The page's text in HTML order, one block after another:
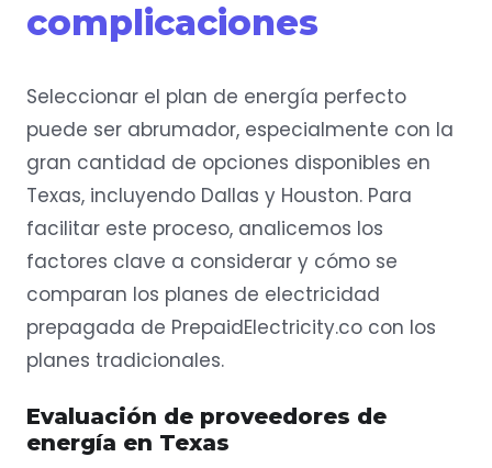
complicaciones
Seleccionar el plan de energía perfecto
puede ser abrumador, especialmente con la
gran cantidad de opciones disponibles en
Texas, incluyendo Dallas y Houston. Para
facilitar este proceso, analicemos los
factores clave a considerar y cómo se
comparan los planes de electricidad
prepagada de PrepaidElectricity.co con los
planes tradicionales.
Evaluación de proveedores de
energía en Texas